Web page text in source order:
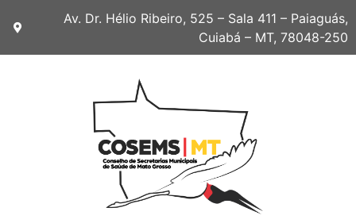
Av. Dr. Hélio Ribeiro, 525 – Sala 411 – Paiaguás,
Cuiabá – MT, 78048-250